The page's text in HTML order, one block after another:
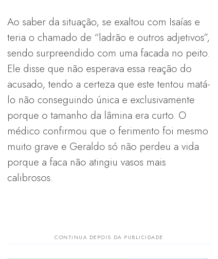
Ao saber da situação, se exaltou com Isaías e
teria o chamado de “ladrão e outros adjetivos”,
sendo surpreendido com uma facada no peito.
Ele disse que não esperava essa reação do
acusado, tendo a certeza que este tentou matá-
lo não conseguindo única e exclusivamente
porque o tamanho da lâmina era curto. O
médico confirmou que o ferimento foi mesmo
muito grave e Geraldo só não perdeu a vida
porque a faca não atingiu vasos mais
calibrosos.